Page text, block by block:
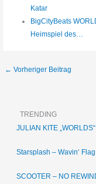
Katar
BigCityBeats
Heimspiel des…
← Vorheriger Beitrag
TRENDING
JULIAN KITE „WORLDS“
Starsplash – Wavin‘ Flag
SCOOTER – NO